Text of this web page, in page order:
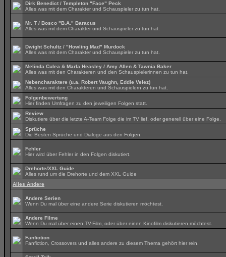
Dirk Benedict / Templeton "Face" Peck
Alles was mit dem Charakter und Schauspieler zu tun hat.
Mr. T / Bosco "B.A." Baracus
Alles was mit dem Charakter und Schauspieler zu tun hat.
Dwight Schultz / "Howling Mad" Murdock
Alles was mit dem Charakter und Schauspieler zu tun hat.
Melinda Culea & Marla Heasley / Amy Allen & Tawnia Baker
Alles was mit den Charakteren und den Schauspielerinnen zu tun hat.
Nebencharaktere (u.a. Robert Vaughn, Eddie Velez)
Alles was mit den Charakteren und Schauspielern zu tun hat.
Folgenbewertung
Hier finden Umfragen zu den jeweiligen Folgen statt.
Review
Diskutiere über die letzte A-Team Folge die im TV lief, oder generell über eine Folge.
Sprüche
Die Besten Sprüche und Dialoge aus den Folgen.
Fehler
Hier wird über Fehler in den Folgen diskutiert.
Drehorte/XXL Guide
Alles rund um die Drehorte und dem XXL Guide
Alles Andere
Andere Serien
Wenn Du mal über eine andere Serie diskutieren möchtest.
Andere Filme
Wenn Du mal über einen TV-Film, oder über einen Kinofilm diskutieren möchtest.
Fanfiction
Fanfiction, Crossovers und alles andere zu diesem Thema gehört hier rein.